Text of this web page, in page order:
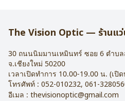
The Vision Optic — ร้านแว่
30 ถนนนิมมานเหมินทร์ ซอย 6 ตำบล
จ.เชียงใหม่ 50200
เวลาเปิดทำการ 10.00-19.00 น. (เปิ
โทรศัพท์ : 052-010232, 061-
อีเมล : thevisionoptic@gmail.com